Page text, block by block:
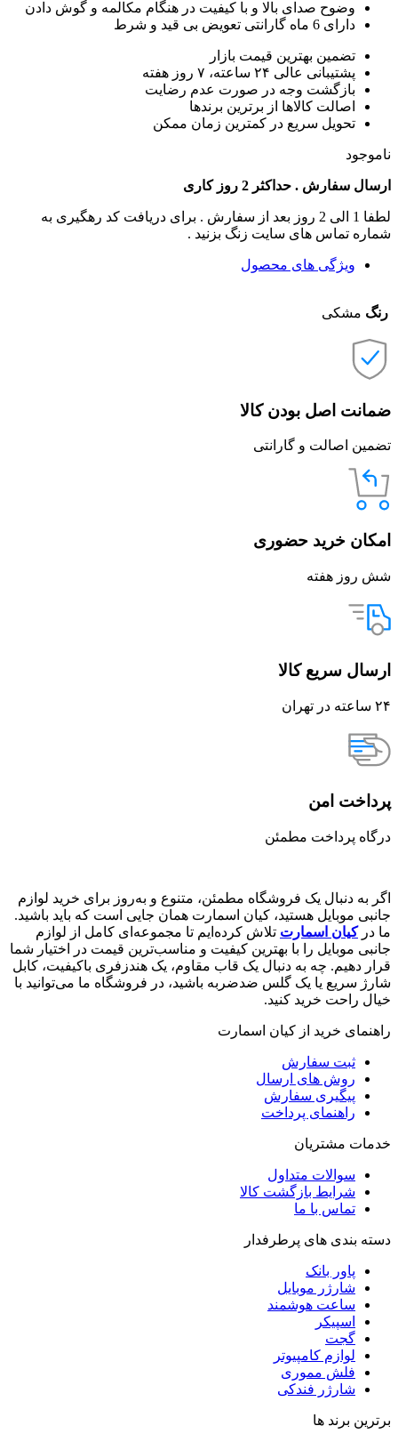
وضوح صدای بالا و با کیفیت در هنگام مکالمه و گوش دادن
دارای 6 ماه گارانتی تعویض بی قید و شرط
تضمین بهترین قیمت بازار
پشتیبانی عالی ۲۴ ساعته، ۷ روز هفته
بازگشت وجه در صورت عدم رضایت
اصالت کالاها از برترین برندها
تحویل سریع در کمترین زمان ممکن
ناموجود
ارسال سفارش . حداکثر 2 روز کاری
لطفا 1 الی 2 روز بعد از سفارش . برای دریافت کد رهگیری به
شماره تماس های سایت زنگ بزنید .
ویژگی های محصول
رنگ مشکی
ضمانت اصل بودن کالا
تضمین اصالت و گارانتی
امکان خرید حضوری
شش روز هفته
ارسال سریع کالا
۲۴ ساعته در تهران
پرداخت امن
درگاه پرداخت مطمئن
اگر به دنبال یک فروشگاه مطمئن، متنوع و به‌روز برای خرید لوازم
جانبی موبایل هستید، کیان اسمارت همان جایی است که باید باشید.
ما درکیان اسمارت تلاش کرده‌ایم تا مجموعه‌ای کامل از لوازم
جانبی موبایل را با بهترین کیفیت و مناسب‌ترین قیمت در اختیار شما
قرار دهیم. چه به دنبال یک قاب مقاوم، یک هندزفری باکیفیت، کابل
شارژ سریع یا یک گلس ضدضربه باشید، در فروشگاه ما می‌توانید با
خیال راحت خرید کنید.
راهنمای خرید از کیان اسمارت
ثبت سفارش
روش‌ های ارسال
پیگیری سفارش
راهنمای پرداخت
خدمات مشتریان
سوالات متداول
شرایط بازگشت کالا
تماس با ما
دسته بندی های پرطرفدار
پاور بانک
شارژر موبایل
ساعت هوشمند
اسپیکر
گجت
لوازم کامپیوتر
فلش مموری
شارژر فندکی
برترین برند ها